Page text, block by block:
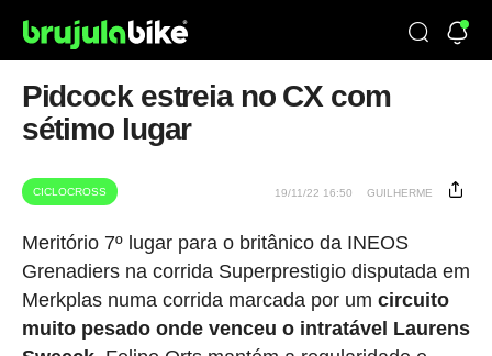
Pidcock estreia no CX com
sétimo lugar
CICLOCROSS 19/11/22 16:50 GUILHERME
Meritório 7º lugar para o britânico da INEOS
Grenadiers na corrida Superprestigio disputada em
Merkplas numa corrida marcada por um circuito
muito pesado onde venceu o intratável Laurens